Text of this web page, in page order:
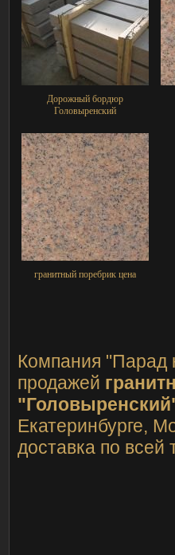
Дорожный бордюр
Головыренский
гранитный поребрик цена
Компания "Парад
продажей
Екатеринбурге,
доставка по всей